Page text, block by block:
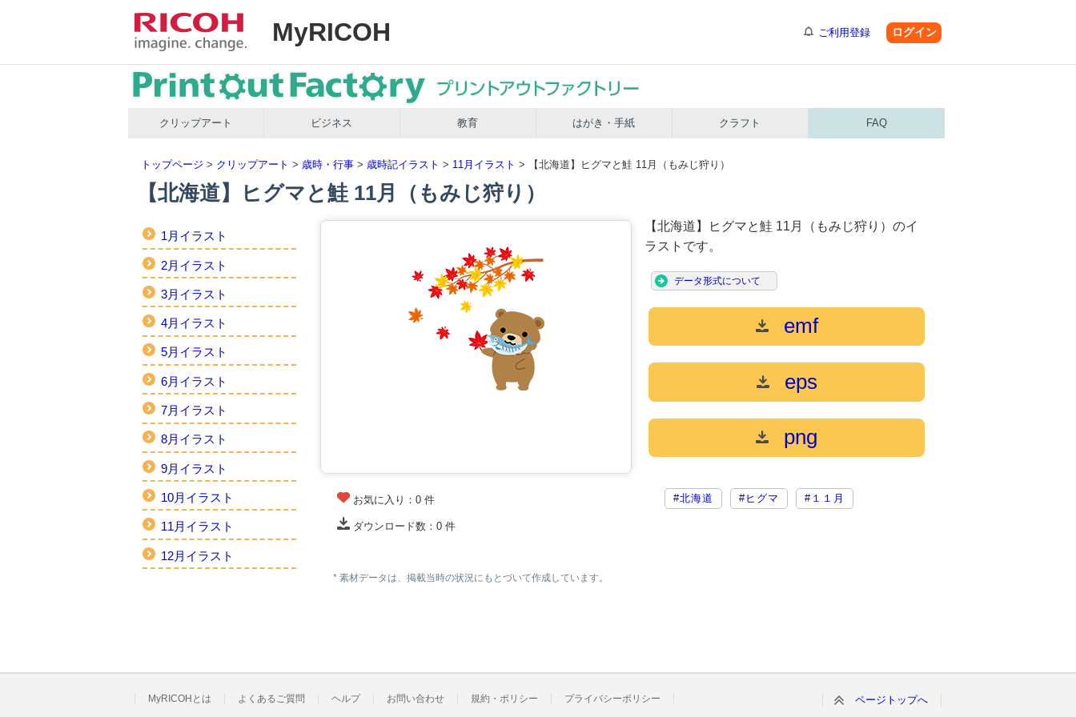
MyRICOH ご利用登録 ログイン
クリップアート ビジネス 教育 はがき・手紙 クラフト FAQ
トップページ > クリップアート > 歳時・行事 > 歳時記イラスト > 11月イラスト > 【北海道】ヒグマと鮭 11月（もみじ狩り）
【北海道】ヒグマと鮭 11月（もみじ狩り）
1月イラスト
2月イラスト
3月イラスト
4月イラスト
5月イラスト
6月イラスト
7月イラスト
8月イラスト
9月イラスト
10月イラスト
11月イラスト
12月イラスト
【北海道】ヒグマと鮭 11月（もみじ狩り）のイ
ラストです。
データ形式について
emf
eps
png
お気に入り：0 件
ダウンロード数：0 件
#北海道 #ヒグマ #１１月
* 素材データは、掲載当時の状況にもとづいて作成しています。
MyRICOHとは よくあるご質問 ヘルプ お問い合わせ 規約・ポリシー プライバシーポリシー ページトップへ